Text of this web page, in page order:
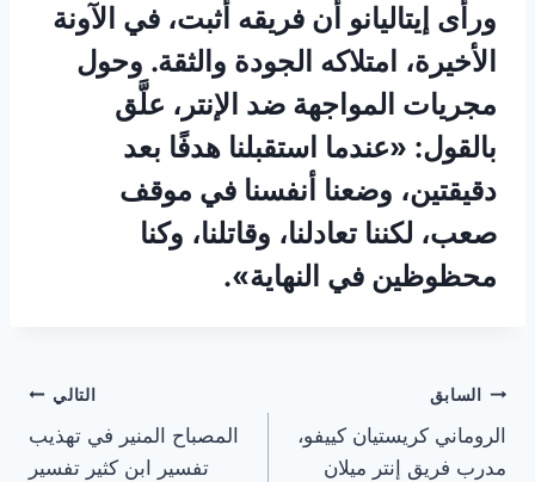
ورأى إيتاليانو أن فريقه أثبت، في الآونة
الأخيرة، امتلاكه الجودة والثقة. وحول
مجريات المواجهة ضد الإنتر، علَّق
بالقول: «عندما استقبلنا هدفًا بعد
دقيقتين، وضعنا أنفسنا في موقف
صعب، لكننا تعادلنا، وقاتلنا، وكنا
محظوظين في النهاية».
تصفّح
المقالات
السابق
الروماني كريستيان كييفو،
مدرب فريق إنتر ميلان
التالي
المصباح المنير في تهذيب
تفسير ابن كثير تفسير